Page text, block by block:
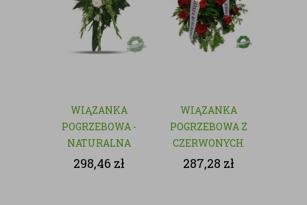
WIĄZANKA
POGRZEBOWA -
NATURALNA
298,46 zł
WIĄZANKA
POGRZEBOWA Z
CZERWONYCH
KWIATÓW
287,28 zł